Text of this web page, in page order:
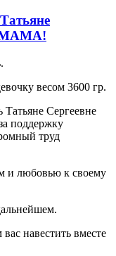
МАМА!
весом 3600 гр.
Сергеевне
поддержку
труд
и любовью к своему
навестить вместе